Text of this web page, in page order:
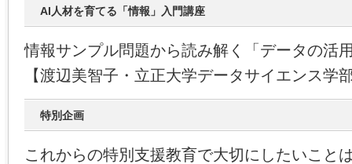
AI人材を育てる「情報」入門講座
情報サンプル問題から読み解く「データの活
【渡辺美智子・立正大学データサイエンス学
特別企画
これからの特別支援教育で大切にしたいこと